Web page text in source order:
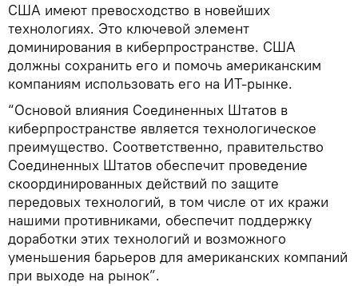
США имеют превосходство в новейших
технологиях. Это ключевой элемент
доминирования в киберпространстве. США
должны сохранить его и помочь американским
компаниям использовать его на ИТ-рынке.
“Основой влияния Соединенных Штатов в
киберпространстве является технологическое
преимущество. Соответственно, правительство
Соединенных Штатов обеспечит проведение
скоординированных действий по защите
передовых технологий, в том числе от их кражи
нашими противниками, обеспечит поддержку
доработки этих технологий и возможного
уменьшения барьеров для американских компаний
при выходе на рынок”.